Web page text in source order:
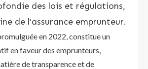
des lois et régulations,
de l’assurance emprunteur.
en 2022, constitue un
en faveur des emprunteurs,
de transparence et de